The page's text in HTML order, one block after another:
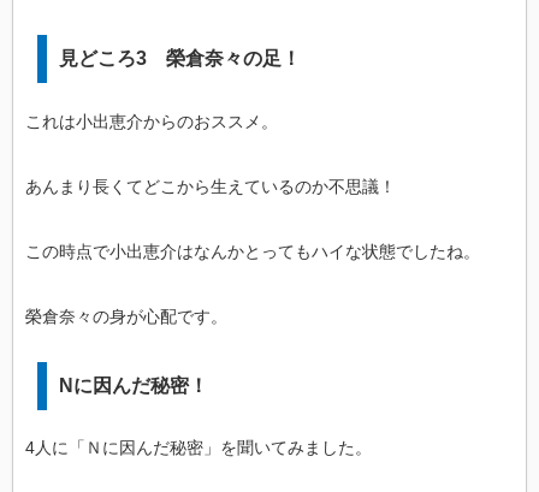
見どころ3 榮倉奈々の足！
これは小出恵介からのおススメ。
あんまり長くてどこから生えているのか不思議！
この時点で小出恵介はなんかとってもハイな状態でしたね。
榮倉奈々の身が心配です。
Nに因んだ秘密！
4人に「Ｎに因んだ秘密」を聞いてみました。